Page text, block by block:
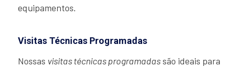
equipamentos.
Visitas Técnicas Programadas
Nossas visitas técnicas programadassão ideais para